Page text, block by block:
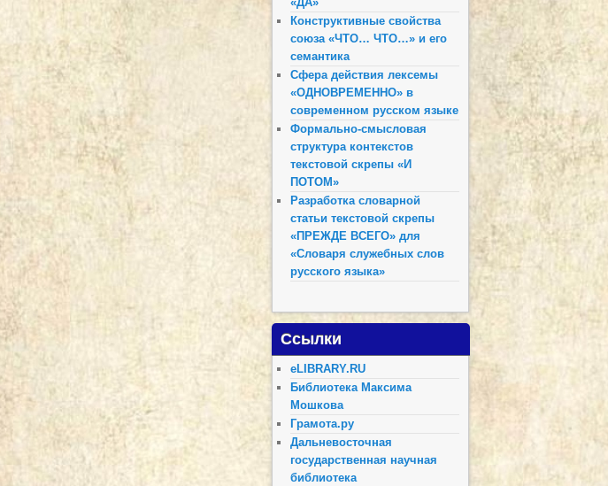
Конструктивные свойства
союза «ЧТО… ЧТО…» и его
семантика
Сфера действия лексемы
«ОДНОВРЕМЕННО» в
современном русском языке
Формально-смысловая
структура контекстов
текстовой скрепы «И
ПОТОМ»
Разработка словарной
статьи текстовой скрепы
«ПРЕЖДЕ ВСЕГО» для
«Словаря служебных слов
русского языка»
Ссылки
eLIBRARY.RU
Библиотека Максима
Мошкова
Грамота.ру
Дальневосточная
государственная научная
библиотека